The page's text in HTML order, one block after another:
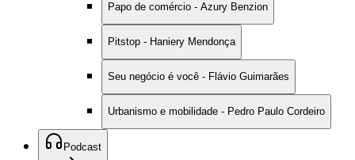
Papo de comércio - Azury Benzion
Pitstop - Haniery Mendonça
Seu negócio é você - Flávio Guimarães
Urbanismo e mobilidade - Pedro Paulo Cordeiro
Podcast